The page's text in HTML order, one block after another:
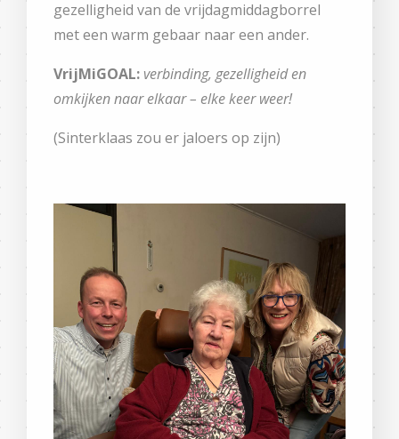
gezelligheid van de vrijdagmiddagborrel
met een warm gebaar naar een ander.
VrijMiGOAL: verbinding, gezelligheid en
omkijken naar elkaar – elke keer weer!
(Sinterklaas zou er jaloers op zijn)